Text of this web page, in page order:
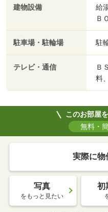
建物設備
給
Ｂ
駐車場・駐輪場 駐
テレビ・通信
Ｂ
料
このお部屋
無料・
実際に物
写真
をもっと見たい
初